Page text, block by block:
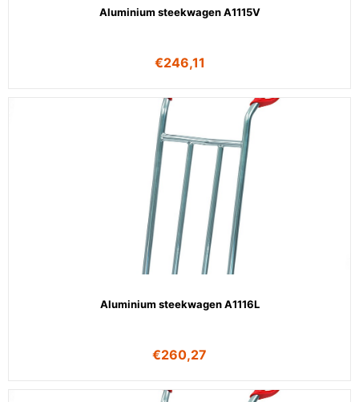
Aluminium steekwagen A1115V
€246,11
Aluminium steekwagen A1116L
€260,27